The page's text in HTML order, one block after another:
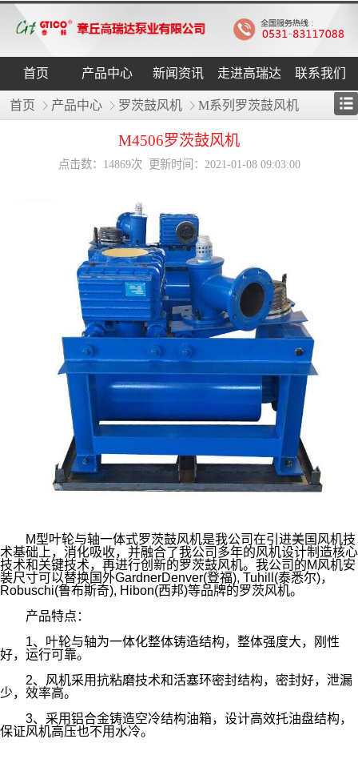
首页 产品中心 新闻资讯 走进高瑞达 联系我们
首页 产品中心 罗茨鼓风机 M系列罗茨鼓风机
M4506罗茨鼓风机
点击数：14869次 更新时间：2021-01-08 09:03:00
M型叶轮与轴一体式罗茨鼓风机是我公司在引进美国风机技
术基础上，消化吸收，并融合了我公司多年的风机设计制造核心
技术和关键技术，再进行创新的罗茨鼓风机。我公司的M风机安
装尺寸可以替换国外GardnerDenver(登福), Tuhill(泰悉尔)，
Robuschi(鲁布斯奇), Hibon(西邦)等品牌的罗茨风机。
产品特点：
1、叶轮与轴为一体化整体铸造结构，整体强度大，刚性
好，运行可靠。
2、风机采用抗粘磨技术和活塞环密封结构，密封好，泄漏
少，效率高。
3、采用铝合金铸造空冷结构油箱，设计高效托油盘结构，
保证风机高压也不用水冷。